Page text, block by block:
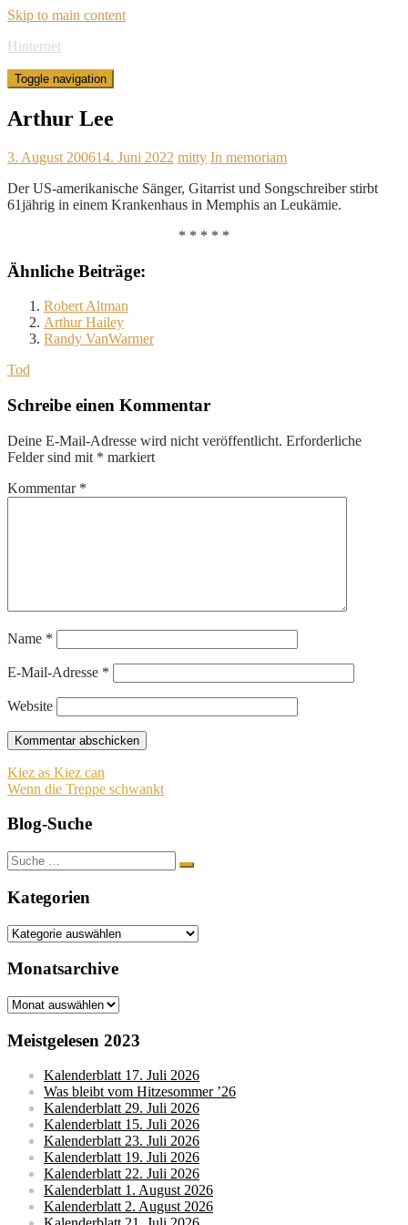
Skip to main content
Hinternet
Toggle navigation
Arthur Lee
3. August 200614. Juni 2022 mitty In memoriam
Der US-amerikanische Sänger, Gitarrist und Songschreiber stirbt
61jährig in einem Krankenhaus in Memphis an Leukämie.
* * * * *
Ähnliche Beiträge:
Robert Altman
Arthur Hailey
Randy VanWarmer
Tod
Schreibe einen Kommentar
Deine E-Mail-Adresse wird nicht veröffentlicht. Erforderliche
Felder sind mit * markiert
Kommentar *
Name *
E-Mail-Adresse *
Website
Beitragsnavigation
Kiez as Kiez can
Wenn die Treppe schwankt
Blog-Suche
Suche
nach:
Kategorien
Kategorien
Monatsarchive
Monatsarchive
Meistgelesen 2023
Kalenderblatt 17. Juli 2026
Was bleibt vom Hitzesommer ’26
Kalenderblatt 29. Juli 2026
Kalenderblatt 15. Juli 2026
Kalenderblatt 23. Juli 2026
Kalenderblatt 19. Juli 2026
Kalenderblatt 22. Juli 2026
Kalenderblatt 1. August 2026
Kalenderblatt 2. August 2026